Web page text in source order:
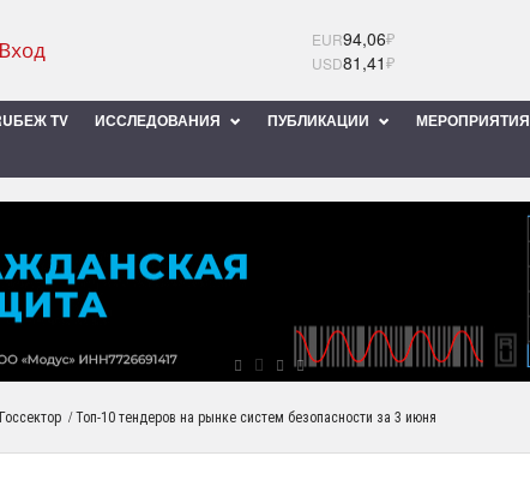
EUR94,06₽
USD81,41₽
TV ИССЛЕДОВАНИЯ ПУБЛИКАЦИИ МЕРОПРИЯТИЯ
Госсектор /Топ-10 тендеров на рынке систем безопасности за 3 июня